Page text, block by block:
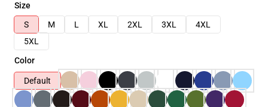
Size
S
M L XL 2XL 3XL
4XL
5XL
Color
Default